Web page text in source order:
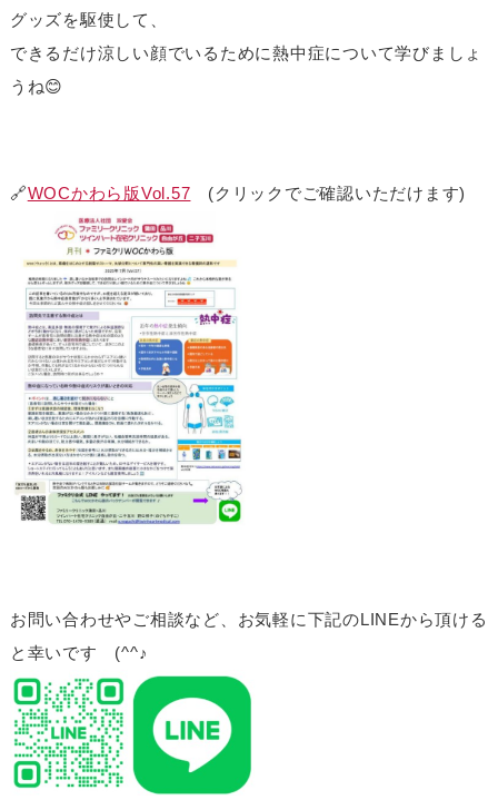
グッズを駆使して、
できるだけ涼しい顔でいるために熱中症について学びましょ
うね😊
🔗WOCかわら版Vol.57 (クリックでご確認いただけます)
お問い合わせやご相談など、お気軽に下記のLINEから頂ける
と幸いです (^^♪